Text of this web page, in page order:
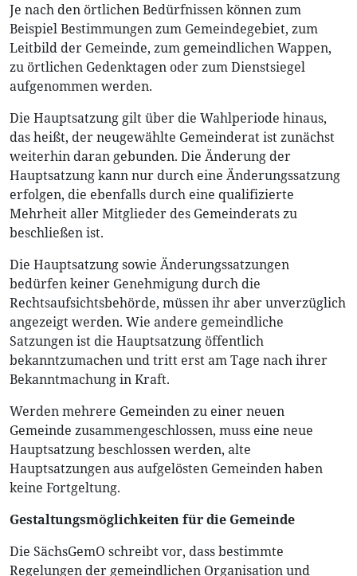
Je nach den örtlichen Bedürfnissen können zum
Beispiel Bestimmungen zum Gemeindegebiet, zum
Leitbild der Gemeinde, zum gemeindlichen Wappen,
zu örtlichen Gedenktagen oder zum Dienstsiegel
aufgenommen werden.
Die Hauptsatzung gilt über die Wahlperiode hinaus,
das heißt, der neugewählte Gemeinderat ist zunächst
weiterhin daran gebunden. Die Änderung der
Hauptsatzung kann nur durch eine Änderungssatzung
erfolgen, die ebenfalls durch eine qualifizierte
Mehrheit aller Mitglieder des Gemeinderats zu
beschließen ist.
Die Hauptsatzung sowie Änderungssatzungen
bedürfen keiner Genehmigung durch die
Rechtsaufsichtsbehörde, müssen ihr aber unverzüglich
angezeigt werden. Wie andere gemeindliche
Satzungen ist die Hauptsatzung öffentlich
bekanntzumachen und tritt erst am Tage nach ihrer
Bekanntmachung in Kraft.
Werden mehrere Gemeinden zu einer neuen
Gemeinde zusammengeschlossen, muss eine neue
Hauptsatzung beschlossen werden, alte
Hauptsatzungen aus aufgelösten Gemeinden haben
keine Fortgeltung.
Gestaltungsmöglichkeiten für die Gemeinde
Die SächsGemO schreibt vor, dass bestimmte
Regelungen der gemeindlichen Organisation und